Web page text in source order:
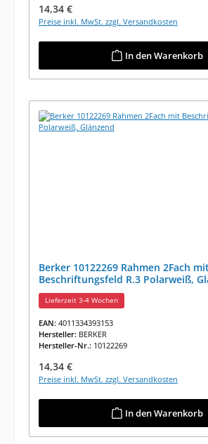
Regulärer Preis:
14,34 €
Preise inkl. MwSt. zzgl. Versandkosten
In den Warenkorb
Berker 10122269 Rahmen 2Fach mit
Beschriftungsfeld R.3 Polarweiß,
Lieferzeit 3-4 Wochen
EAN: 4011334393153
Hersteller: BERKER
Hersteller-Nr.: 10122269
Regulärer Preis:
14,34 €
Preise inkl. MwSt. zzgl. Versandkosten
In den Warenkorb